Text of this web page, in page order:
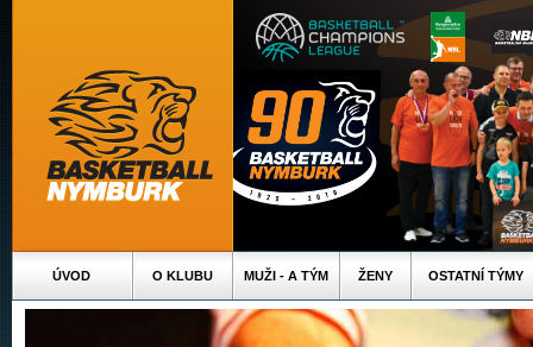
ÚVOD O KLUBU MUŽI - A TÝM ŽENY OSTATNÍ TÝMY